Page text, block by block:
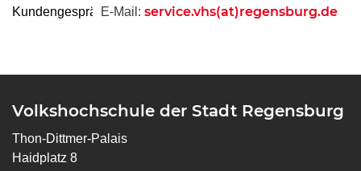
E-Mail: service.vhs(at)regensburg.de
Volkshochschule der Stadt Regensburg
Thon-Dittmer-Palais
Haidplatz 8